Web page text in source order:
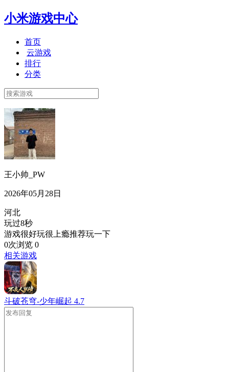
小米游戏中心
首页
云游戏
排行
分类
王小帅_PW
2026年05月28日
河北
玩过8秒
游戏很好玩很上瘾推荐玩一下
0次浏览 0
相关游戏
斗破苍穹-少年崛起 4.7